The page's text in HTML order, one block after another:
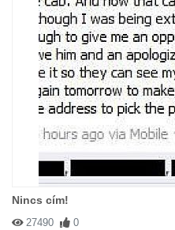
Nincs cím!
27490 0